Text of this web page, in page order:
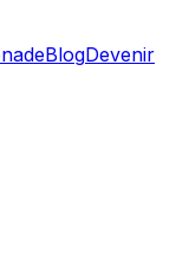
BlogDevenir